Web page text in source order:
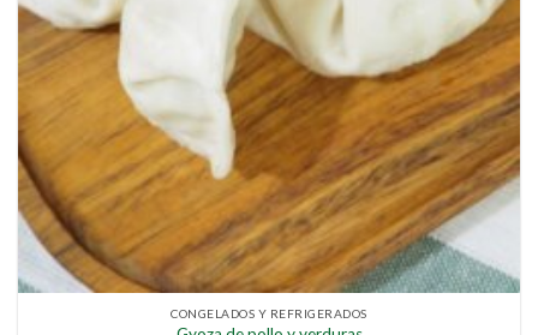
CONGELADOS Y REFRIGERADOS